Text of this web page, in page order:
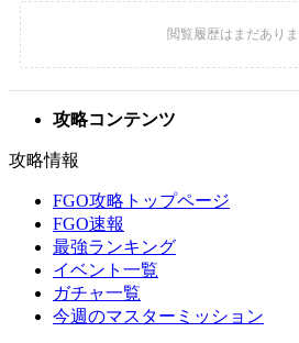
攻略コンテンツ
攻略情報
FGO攻略トップページ
FGO速報
最強ランキング
イベント一覧
ガチャ一覧
今週のマスターミッション